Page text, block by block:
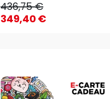
436,75 €
349,40 €AJOUTER AU PANIER